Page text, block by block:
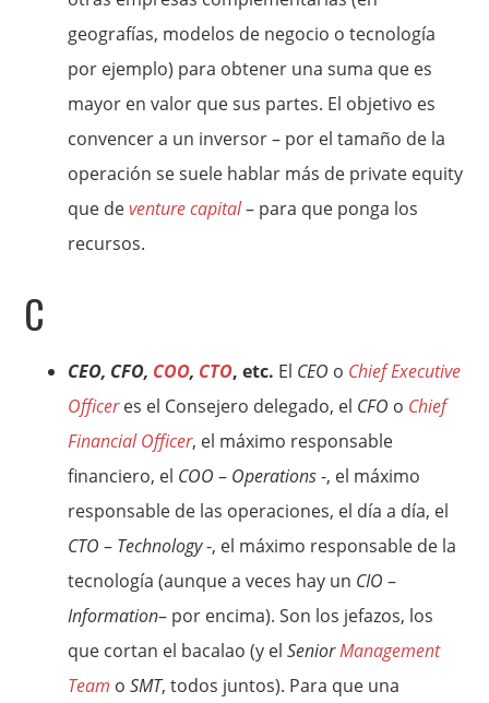
geografías, modelos de negocio o tecnología
por ejemplo) para obtener una suma que es
mayor en valor que sus partes. El objetivo es
convencer a un inversor – por el tamaño de la
operación se suele hablar más de private equity
que deventure capital– para que ponga los
recursos.
C
CEO, CFO, COO, CTO, etc. El CEO o Chief Executive
Officer es el Consejero delegado, el CFO o Chief
Financial Officer, el máximo responsable
financiero, el COO – Operations-, el máximo
responsable de las operaciones, el día a día, el
CTO – Technology-, el máximo responsable de la
tecnología (aunque a veces hay un CIO –
Information– por encima). Son los jefazos, los
que cortan el bacalao (y elSeniorManagement
Team oSMT, todos juntos). Para que una